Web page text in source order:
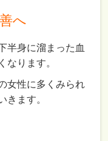
へ
半身に溜まった血
なります。
女性に多くみられ
きます。